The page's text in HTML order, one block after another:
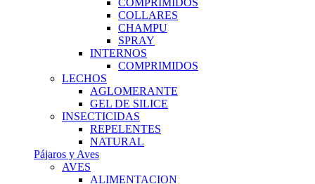
COMPRIMIDOS
COLLARES
CHAMPU
SPRAY
INTERNOS
COMPRIMIDOS
LECHOS
AGLOMERANTE
GEL DE SILICE
INSECTICIDAS
REPELENTES
NATURAL
Pájaros y Aves
AVES
ALIMENTACION